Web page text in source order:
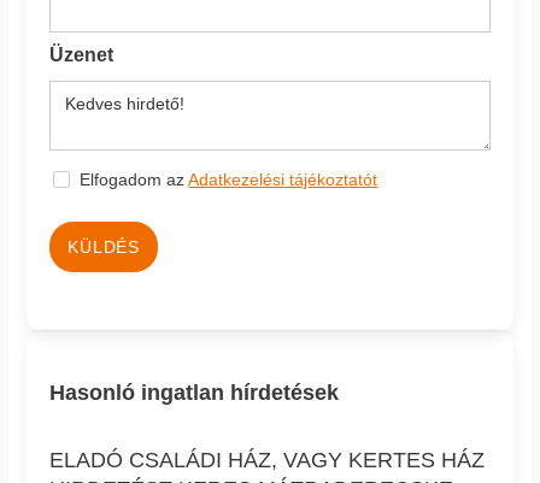
Üzenet
Elfogadom azAdatkezelési tájékoztatót
KÜLDÉS
Hasonló ingatlan hírdetések
ELADÓ CSALÁDI HÁZ, VAGY KERTES HÁZ